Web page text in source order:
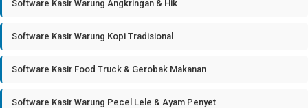
Software Kasir Warung Angkringan & Hik
Software Kasir Warung Kopi Tradisional
Software Kasir Food Truck & Gerobak Makanan
Software Kasir Warung Pecel Lele & Ayam Penyet